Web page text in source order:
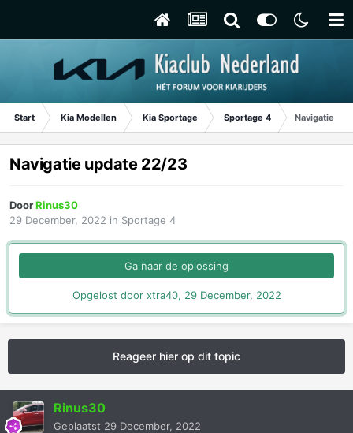
Start Kia Modellen Kia Sportage Sportage 4 Navigatie
Navigatie update 22/23
DoorRinus30
29 December, 2022 in Sportage 4
Ga naar de oplossing
Opgelost door xtra40, 29 December, 2022
Reageer hier op dit topic
Rinus30
Geplaatst 29 December, 2022